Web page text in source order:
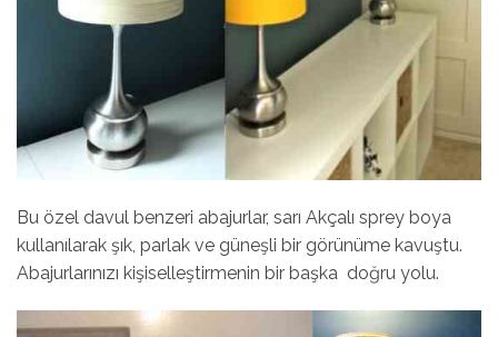
Bu özel davul benzeri abajurlar, sarı Akçalı sprey boya
kullanılarak şık, parlak ve güneşli bir görünüme kavuştu.
Abajurlarınızı kişiselleştirmenin bir başka doğru yolu.